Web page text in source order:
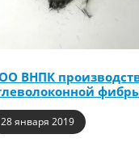
ВНПК
28 января 2019